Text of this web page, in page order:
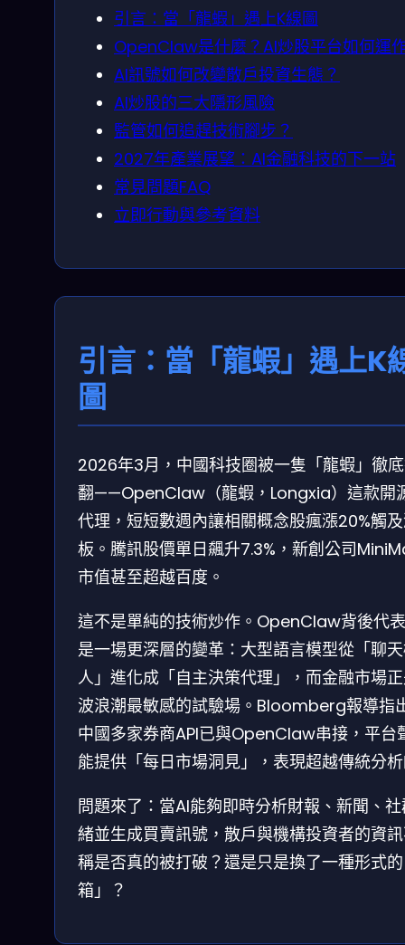
引言：當「龍蝦」遇上K線圖
OpenClaw是什麼？AI炒股平台如何運
AI訊號如何改變散戶投資生態？
AI炒股的三大隱形風險
監管如何追趕技術腳步？
2027年產業展望：AI金融科技的下一站
常見問題FAQ
立即行動與參考資料
引言：當「龍蝦」遇上K
圖
2026年3月，中國科技圈被一隻「龍蝦」徹
翻——OpenClaw（龍蝦，Longxia）這款開
代理，短短數週內讓相關概念股瘋漲20%觸
板。騰訊股價單日飆升7.3%，新創公司
市值甚至超越百度。
這不是單純的技術炒作。OpenClaw背後代
是一場更深層的變革：大型語言模型從「聊
人」進化成「自主決策代理」，而金融市場
波浪潮最敏感的試驗場。Bloomberg報導指
中國多家券商API已與OpenClaw串接，平台
能提供「每日市場洞見」，表現超越傳統分
問題來了：當AI能夠即時分析財報、新聞、
緒並生成買賣訊號，散戶與機構投資者的資
稱是否真的被打破？還是只是換了一種形式
箱」？